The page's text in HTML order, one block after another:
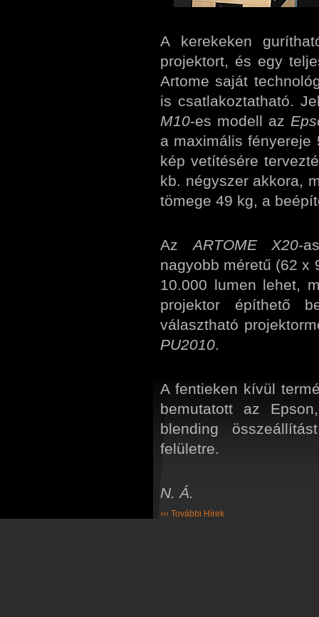
A kerekeken
projektort, és egy
Artome saját
is csatlakoztatható.
M10-es modell az
a maximális fényereje
kép vetítésére
kb. négyszer akkora,
tömege 49 kg, a
AzARTOME X20-
nagyobb méretű (62 x
10.000 lumen lehet,
projektor építhető
választható
PU2010.
A fentieken kívül
bemutatott az
blending
felületre.
N. Á.
‹‹‹ További Hírek